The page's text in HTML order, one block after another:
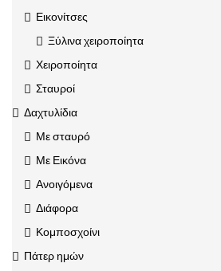
Εικονίτσες
Ξύλινα χειροποίητα
Χειροποίητα
Σταυροί
Δαχτυλίδια
Με σταυρό
Με Εικόνα
Ανοιγόμενα
Διάφορα
Κομποσχοίνι
Πάτερ ημών